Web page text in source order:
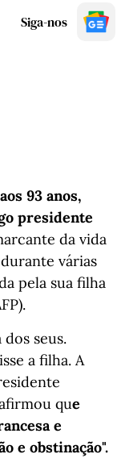
Siga-nos
93 anos,
presidente
da vida
várias
pela sua filha
seus.
a filha. A
que
e
e obstinação".